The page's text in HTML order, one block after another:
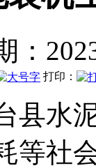
：
打印：
水泥
等社